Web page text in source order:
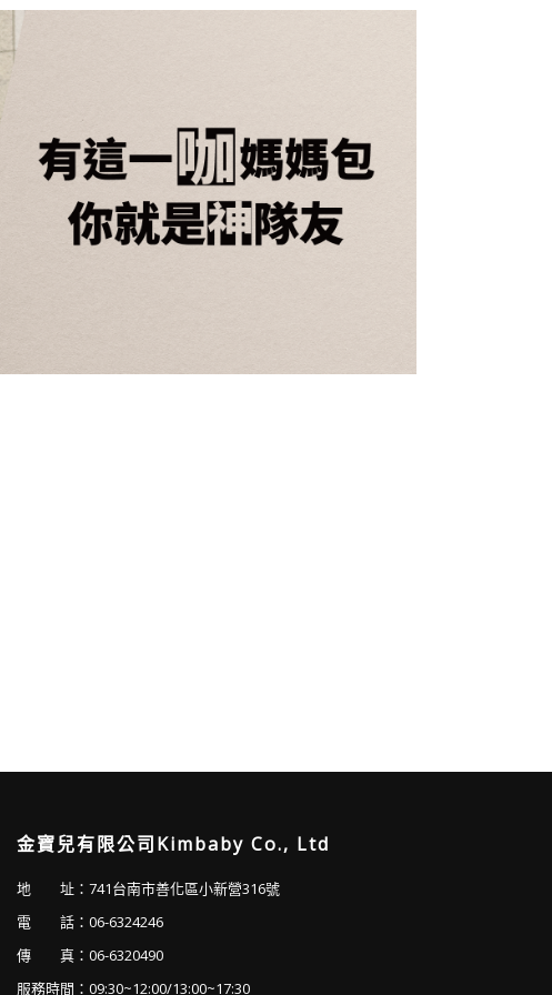
金寶兒有限公司Kimbaby Co., Ltd
地 址：741台南市善化區小新營316號
電 話：06-6324246
傳 真：06-6320490
服務時間：09:30~12:00/13:00~17:30